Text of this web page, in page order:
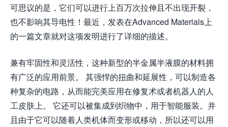
可思议的是，它们可以进行上百万次拉伸且不出现开裂，
也不影响其导电性！最近，发表在Advanced Materials上
的一篇文章就对这项发明进行了详细的描述。
兼有牢固性和灵活性，这种新型的半金属半液膜的材料拥
有广泛的应用前景。 其强悍的扭曲和延展性，可以制造各
种复杂的电路，从而能完美应用在修复术或者机器人的人
工皮肤上。 它还可以被集成到织物中，用于智能服装。并
且由于它可以随着人类机体而变形或移动，所以还可以用